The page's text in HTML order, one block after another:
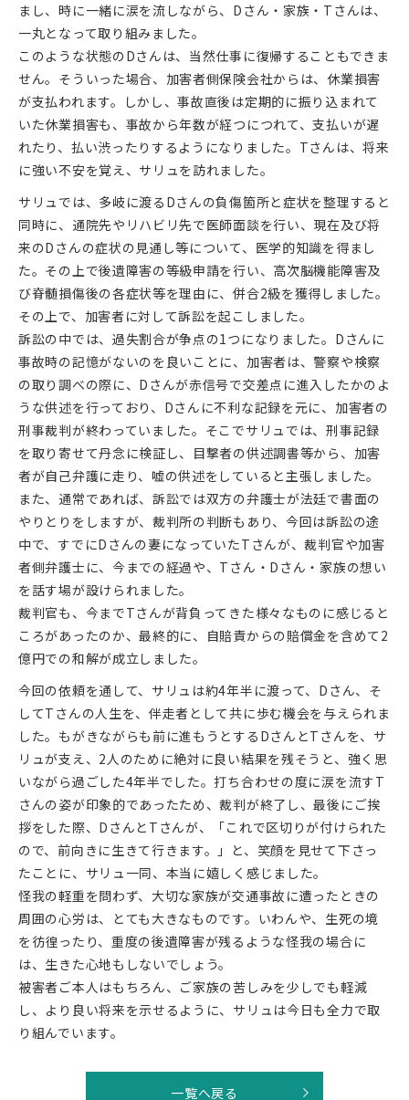
まし、時に一緒に涙を流しながら、Dさん・家族・Tさんは、
一丸となって取り組みました。
このような状態のDさんは、当然仕事に復帰することもできま
せん。そういった場合、加害者側保険会社からは、休業損害
が支払われます。しかし、事故直後は定期的に振り込まれて
いた休業損害も、事故から年数が経つにつれて、支払いが遅
れたり、払い渋ったりするようになりました。Tさんは、将来
に強い不安を覚え、サリュを訪れました。
サリュでは、多岐に渡るDさんの負傷箇所と症状を整理すると
同時に、通院先やリハビリ先で医師面談を行い、現在及び将
来のDさんの症状の見通し等について、医学的知識を得まし
た。その上で後遺障害の等級申請を行い、高次脳機能障害及
び脊髄損傷後の各症状等を理由に、併合2級を獲得しました。
その上で、加害者に対して訴訟を起こしました。
訴訟の中では、過失割合が争点の1つになりました。Dさんに
事故時の記憶がないのを良いことに、加害者は、警察や検察
の取り調べの際に、Dさんが赤信号で交差点に進入したかのよ
うな供述を行っており、Dさんに不利な記録を元に、加害者の
刑事裁判が終わっていました。そこでサリュでは、刑事記録
を取り寄せて丹念に検証し、目撃者の供述調書等から、加害
者が自己弁護に走り、嘘の供述をしていると主張しました。
また、通常であれば、訴訟では双方の弁護士が法廷で書面の
やりとりをしますが、裁判所の判断もあり、今回は訴訟の途
中で、すでにDさんの妻になっていたTさんが、裁判官や加害
者側弁護士に、今までの経過や、Tさん・Dさん・家族の想い
を話す場が設けられました。
裁判官も、今までTさんが背負ってきた様々なものに感じると
ころがあったのか、最終的に、自賠責からの賠償金を含めて2
億円での和解が成立しました。
今回の依頼を通して、サリュは約4年半に渡って、Dさん、そ
してTさんの人生を、伴走者として共に歩む機会を与えられま
した。もがきながらも前に進もうとするDさんとTさんを、サ
リュが支え、2人のために絶対に良い結果を残そうと、強く思
いながら過ごした4年半でした。打ち合わせの度に涙を流すT
さんの姿が印象的であったため、裁判が終了し、最後にご挨
拶をした際、DさんとTさんが、「これで区切りが付けられた
ので、前向きに生きて行きます。」と、笑顔を見せて下さっ
たことに、サリュ一同、本当に嬉しく感じました。
怪我の軽重を問わず、大切な家族が交通事故に遭ったときの
周囲の心労は、とても大きなものです。いわんや、生死の境
を彷徨ったり、重度の後遺障害が残るような怪我の場合に
は、生きた心地もしないでしょう。
被害者ご本人はもちろん、ご家族の苦しみを少しでも軽減
し、より良い将来を示せるように、サリュは今日も全力で取
り組んでいます。
一覧へ戻る